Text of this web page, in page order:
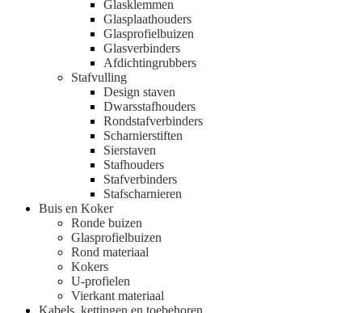
Glasklemmen
Glasplaathouders
Glasprofielbuizen
Glasverbinders
Afdichtingrubbers
Stafvulling
Design staven
Dwarsstafhouders
Rondstafverbinders
Scharnierstiften
Sierstaven
Stafhouders
Stafverbinders
Stafscharnieren
Buis en Koker
Ronde buizen
Glasprofielbuizen
Rond materiaal
Kokers
U-profielen
Vierkant materiaal
Kabels, kettingen en toebehoren